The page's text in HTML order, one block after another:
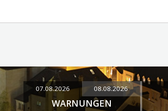
07.08.2026 08.08.2026
WARNUNGEN